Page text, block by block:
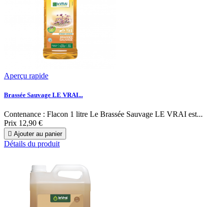
Aperçu rapide
Brassée Sauvage LE VRAI...
Contenance : Flacon 1 litre Le Brassée Sauvage LE VRAI est...
Prix 12,90 €
 Ajouter au panier
Détails du produit